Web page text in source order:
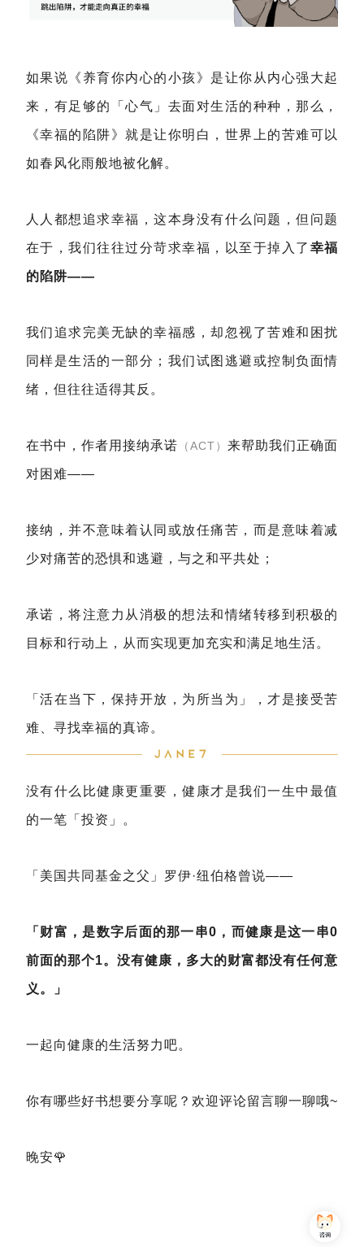
如果说《养育你内心的小孩》是让你从内心强大起
来，有足够的「心气」去面对生活的种种，那么，
《幸福的陷阱》就是让你明白，世界上的苦难可以
如春风化雨般地被化解。
人人都想追求幸福，这本身没有什么问题，但问题
在于，我们往往过分苛求幸福，以至于掉入了 幸福
的陷阱——
我们追求完美无缺的幸福感，却忽视了苦难和困扰
同样是生活的一部分；我们试图逃避或控制负面情
绪，但往往适得其反。
在书中，作者用接纳承诺 （ACT） 来帮助我们正确面
对困难——
接纳，并不意味着认同或放任痛苦，而是意味着减
少对痛苦的恐惧和逃避，与之和平共处；
承诺，将注意力从消极的想法和情绪转移到积极的
目标和行动上，从而实现更加充实和满足地生活。
「活在当下，保持开放，为所当为」，才是接受苦
难、寻找幸福的真谛。
没有什么比健康更重要，健康才是我们一生中最值
的一笔「投资」。
「美国共同基金之父」罗伊·纽伯格曾说——
「财富，是数字后面的那一串0，而健康是这一串0
前面的那个1。没有健康，多大的财富都没有任何意
义。」
一起向健康的生活努力吧。
你有哪些好书想要分享呢？欢迎评论留言聊一聊哦~
晚安🌹